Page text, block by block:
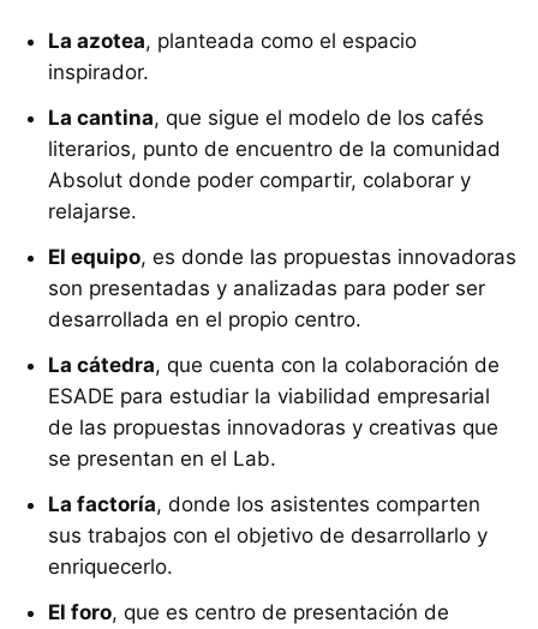
La azotea, planteada como el espacio
inspirador.
La cantina, que sigue el modelo de los cafés
literarios, punto de encuentro de la comunidad
Absolut donde poder compartir, colaborar y
relajarse.
El equipo, es donde las propuestas innovadoras
son presentadas y analizadas para poder ser
desarrollada en el propio centro.
La cátedra, que cuenta con la colaboración de
ESADE para estudiar la viabilidad empresarial
de las propuestas innovadoras y creativas que
se presentan en el Lab.
La factoría, donde los asistentes comparten
sus trabajos con el objetivo de desarrollarlo y
enriquecerlo.
El foro, que es centro de presentación de